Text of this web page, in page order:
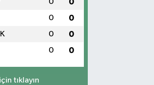
0 0
0 0
0 0
tıklayın